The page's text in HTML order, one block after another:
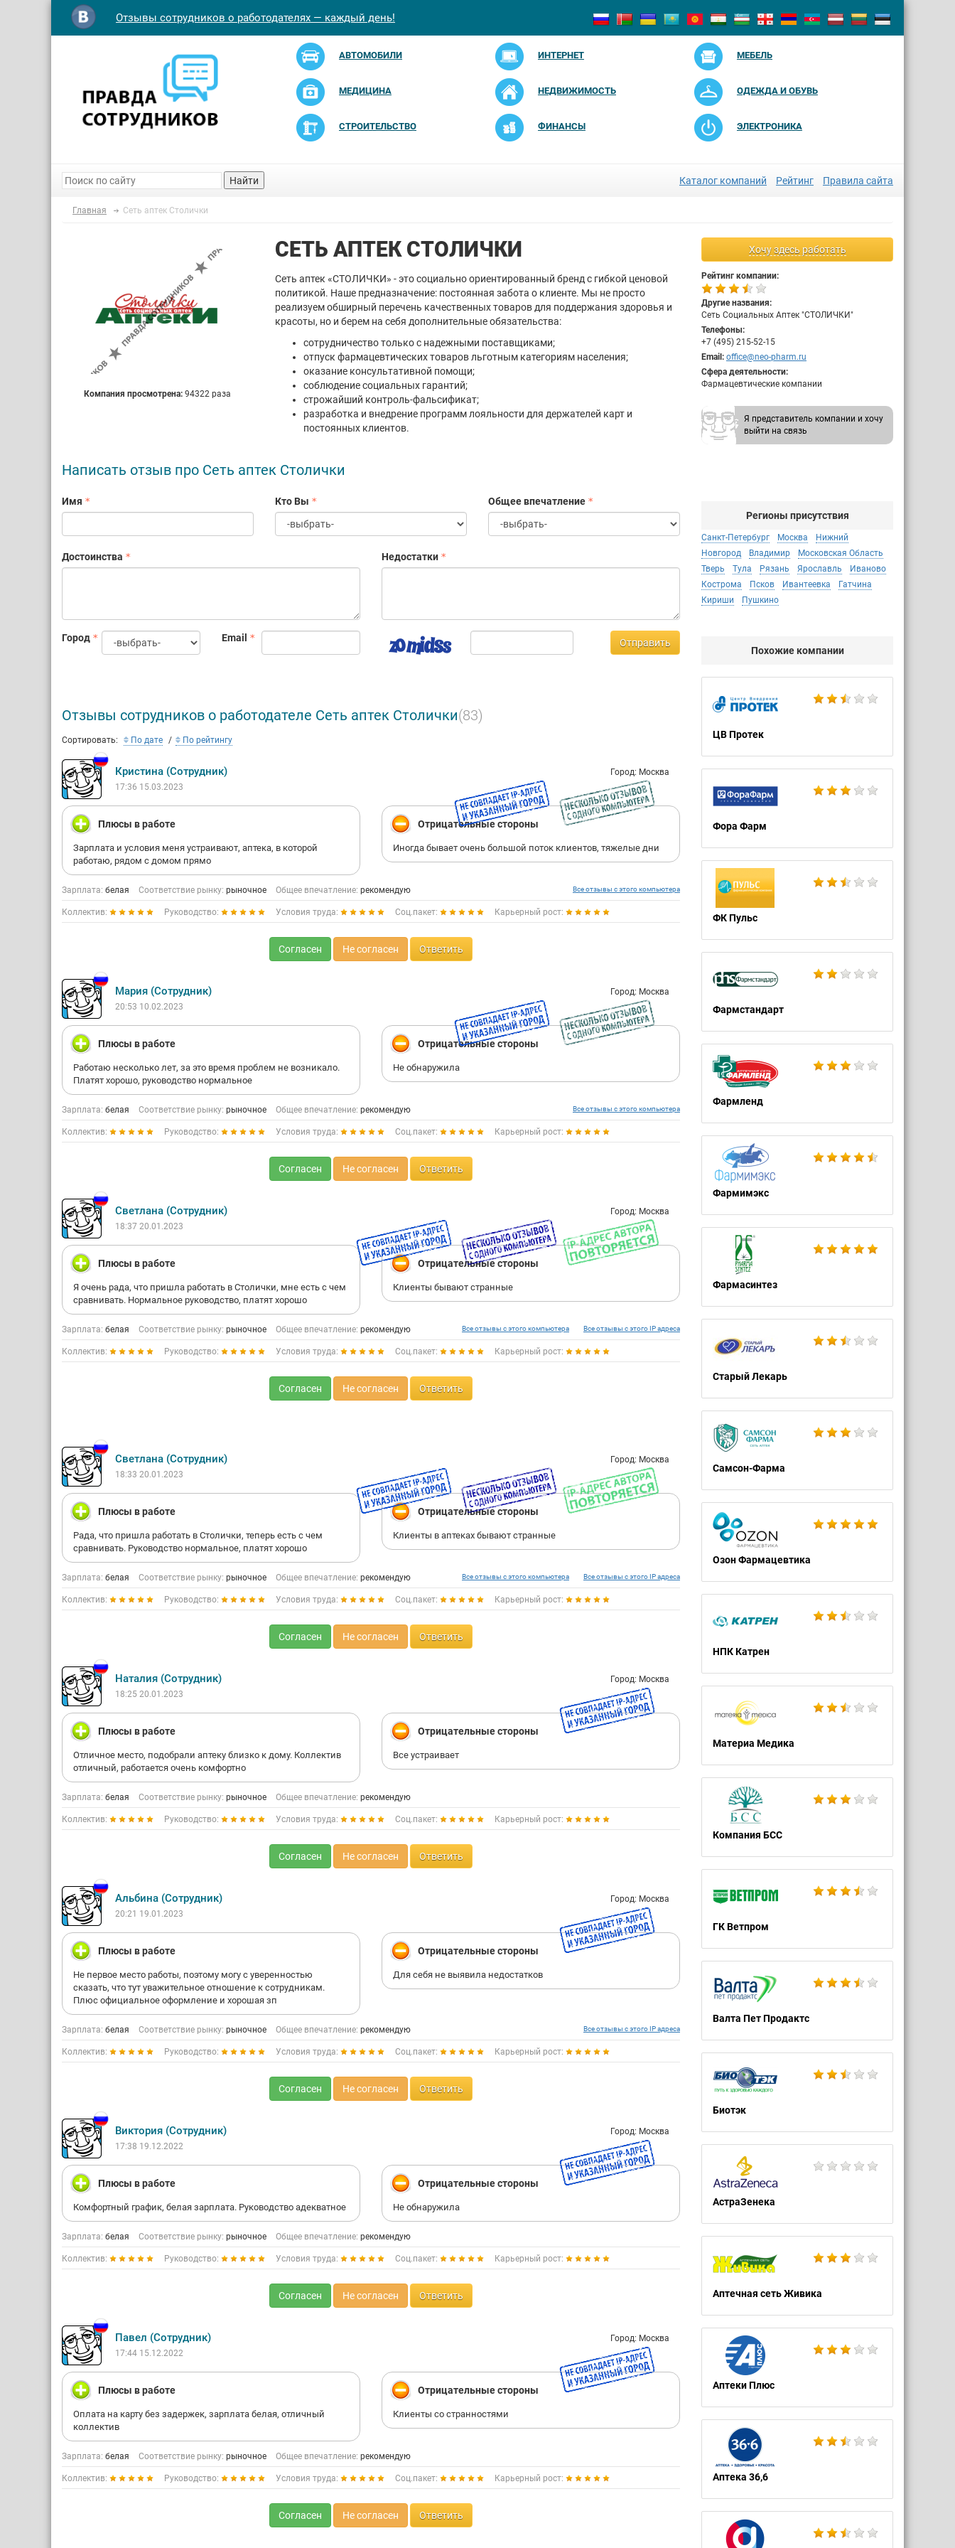
Отзывы сотрудников о работодателях — каждый день!
АВТОМОБИЛИ ИНТЕРНЕТ МЕБЕЛЬ
МЕДИЦИНА НЕДВИЖИМОСТЬ ОДЕЖДА И ОБУВЬ
СТРОИТЕЛЬСТВО ФИНАНСЫ ЭЛЕКТРОНИКА
Найти Каталог компаний Рейтинг Правила сайта
Главная Сеть аптек Столички
Хочу здесь работать
Рейтинг компании:
Другие названия:
Сеть Социальных Аптек "СТОЛИЧКИ"
Телефоны:
+7 (495) 215-52-15
Email: office@neo-pharm.ru
Сфера деятельности:
Фармацевтические компании
Я представитель компании и хочу
выйти на связь
Регионы присутствия
Санкт-Петербург Москва
Нижний
Новгород
Владимир
Московская Область
Тверь
Тула Рязань Ярославль
Иваново
Кострома
Псков Ивантеевка
Гатчина
Кириши
Пушкино
Похожие компании
ЦВ Протек
Фора Фарм
ФК Пульс
Фармстандарт
Фармленд
Фармимэкс
Фармасинтез
Старый Лекарь
Самсон-Фарма
Озон Фармацевтика
НПК Катрен
Материа Медика
Компания БСС
ГК Ветпром
Валта Пет Продактс
Биотэк
АстраЗенека
Аптечная сеть Живика
Аптеки Плюс
Аптека 36,6
Компания просмотрена:94322 раза
СЕТЬ АПТЕК СТОЛИЧКИ
Сеть аптек «СТОЛИЧКИ» - это социально ориентированный бренд с гибкой ценовой
политикой. Наше предназначение: постоянная забота о клиенте. Мы не просто
реализуем обширный перечень качественных товаров для поддержания здоровья и
красоты, но и берем на себя дополнительные обязательства:
сотрудничество только с надежными поставщиками;
отпуск фармацевтических товаров льготным категориям населения;
оказание консультативной помощи;
соблюдение социальных гарантий;
строжайший контроль-фальсификат;
разработка и внедрение программ лояльности для держателей карт и
постоянных клиентов.
Написать отзыв про Сеть аптек Столички
Имя Кто Вы Общее впечатление
Достоинства Недостатки
Город Email Отправить
Отзывы сотрудников о работодателе Сеть аптек Столички(83)
Сортировать: По дате По рейтингу
Кристина (Сотрудник)
Город: Москва
17:36 15.03.2023
Плюсы в работе
Зарплата и условия меня устраивают, аптека, в которой
работаю, рядом с домом прямо
Отрицательные стороны
Иногда бывает очень большой поток клиентов, тяжелые дни
Зарплата: белая Соответствие рынку: рыночное Общее впечатление: рекомендую Все отзывы с этого компьютера
Коллектив: Руководство: Условия труда: Соц.пакет: Карьерный рост:
Согласен Не согласен Ответить
Мария (Сотрудник)
Город: Москва
20:53 10.02.2023
Плюсы в работе
Работаю несколько лет, за это время проблем не возникало.
Платят хорошо, руководство нормальное
Отрицательные стороны
Не обнаружила
Зарплата: белая Соответствие рынку: рыночное Общее впечатление: рекомендую Все отзывы с этого компьютера
Коллектив: Руководство: Условия труда: Соц.пакет: Карьерный рост:
Согласен Не согласен Ответить
Светлана (Сотрудник)
Город: Москва
18:37 20.01.2023
Плюсы в работе
Я очень рада, что пришла работать в Столички, мне есть с чем
сравнивать. Нормальное руководство, платят хорошо
Отрицательные стороны
Клиенты бывают странные
Зарплата: белая Соответствие рынку: рыночное Общее впечатление: рекомендую Все отзывы с этого IP адреса
Все отзывы с этого компьютера
Коллектив: Руководство: Условия труда: Соц.пакет: Карьерный рост:
Согласен Не согласен Ответить
Светлана (Сотрудник)
Город: Москва
18:33 20.01.2023
Плюсы в работе
Рада, что пришла работать в Столички, теперь есть с чем
сравнивать. Руководство нормальное, платят хорошо
Отрицательные стороны
Клиенты в аптеках бывают странные
Зарплата: белая Соответствие рынку: рыночное Общее впечатление: рекомендую Все отзывы с этого IP адреса
Все отзывы с этого компьютера
Коллектив: Руководство: Условия труда: Соц.пакет: Карьерный рост:
Согласен Не согласен Ответить
Наталия (Сотрудник)
Город: Москва
18:25 20.01.2023
Плюсы в работе
Отличное место, подобрали аптеку близко к дому. Коллектив
отличный, работается очень комфортно
Отрицательные стороны
Все устраивает
Зарплата: белая Соответствие рынку: рыночное Общее впечатление: рекомендую
Коллектив: Руководство: Условия труда: Соц.пакет: Карьерный рост:
Согласен Не согласен Ответить
Альбина (Сотрудник)
Город: Москва
20:21 19.01.2023
Плюсы в работе
Не первое место работы, поэтому могу с уверенностью
сказать, что тут уважительное отношение к сотрудникам.
Плюс официальное оформление и хорошая зп
Отрицательные стороны
Для себя не выявила недостатков
Зарплата: белая Соответствие рынку: рыночное Общее впечатление: рекомендую Все отзывы с этого IP адреса
Коллектив: Руководство: Условия труда: Соц.пакет: Карьерный рост:
Согласен Не согласен Ответить
Виктория (Сотрудник)
Город: Москва
17:38 19.12.2022
Плюсы в работе
Комфортный график, белая зарплата. Руководство адекватное
Отрицательные стороны
Не обнаружила
Зарплата: белая Соответствие рынку: рыночное Общее впечатление: рекомендую
Коллектив: Руководство: Условия труда: Соц.пакет: Карьерный рост:
Согласен Не согласен Ответить
Павел (Сотрудник)
Город: Москва
17:44 15.12.2022
Плюсы в работе
Оплата на карту без задержек, зарплата белая, отличный
коллектив
Отрицательные стороны
Клиенты со странностями
Зарплата: белая Соответствие рынку: рыночное Общее впечатление: рекомендую
Коллектив: Руководство: Условия труда: Соц.пакет: Карьерный рост:
Согласен Не согласен Ответить